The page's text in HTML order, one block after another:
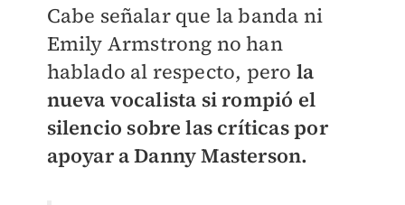
Cabe señalar que la banda ni
Emily Armstrong no han
hablado al respecto, pero la
nueva vocalista si rompió el
silencio sobre las críticas por
apoyar a Danny Masterson.